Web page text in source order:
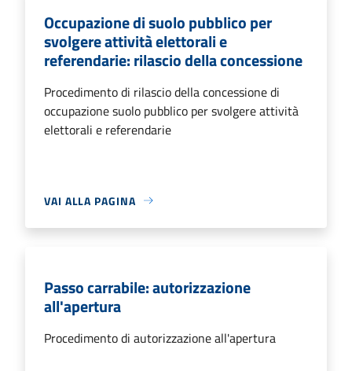
Occupazione di suolo pubblico per
svolgere attività elettorali e
referendarie: rilascio della concessione
Procedimento di rilascio della concessione di
occupazione suolo pubblico per svolgere attività
elettorali e referendarie
VAI ALLA PAGINA
Passo carrabile: autorizzazione
all'apertura
Procedimento di autorizzazione all'apertura